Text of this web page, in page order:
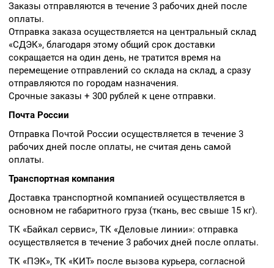
Заказы отправляются в течение 3 рабочих дней после
оплаты.
Отправка заказа осуществляется на центральный склад
«СДЭК», благодаря этому общий срок доставки
сокращается на один день, не тратится время на
перемещение отправлений со склада на склад, а сразу
отправляются по городам назначения.
Срочные заказы + 300 рублей к цене отправки.
Почта России
Отправка Почтой России осуществляется в течение 3
рабочих дней после оплаты, не считая день самой
оплаты.
Транспортная компания
Доставка транспортной компанией осуществляется в
основном не габаритного груза (ткань, вес свыше 15 кг).
ТК «Байкал сервис», ТК «Деловые линии»: отправка
осуществляется в течение 3 рабочих дней после оплаты.
ТК «ПЭК», ТК «КИТ» после вызова курьера, согласной